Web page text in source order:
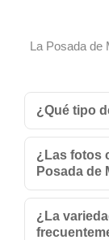
La Posada de
¿Qué tipo
¿Las fotos
Posada de
¿La